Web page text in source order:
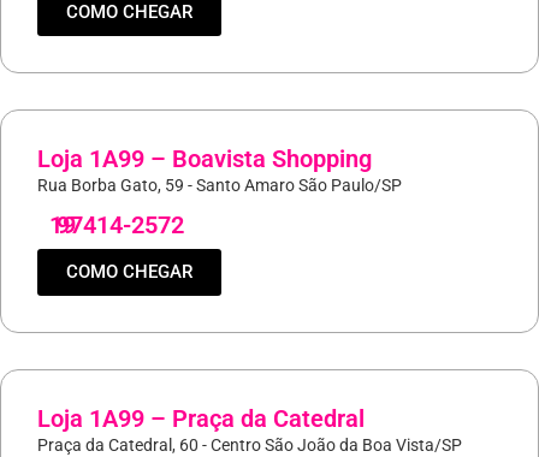
COMO CHEGAR
Loja 1A99 – Boavista Shopping
Rua Borba Gato, 59 - Santo Amaro São Paulo/SP
19
97414-2572
COMO CHEGAR
Loja 1A99 – Praça da Catedral
Praça da Catedral, 60 - Centro São João da Boa Vista/SP